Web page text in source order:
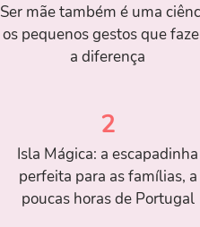
Ser mãe também é uma
os pequenos gestos que
a diferença
2
Isla Mágica: a escapadinha
perfeita para as famílias, a
poucas horas de Portugal